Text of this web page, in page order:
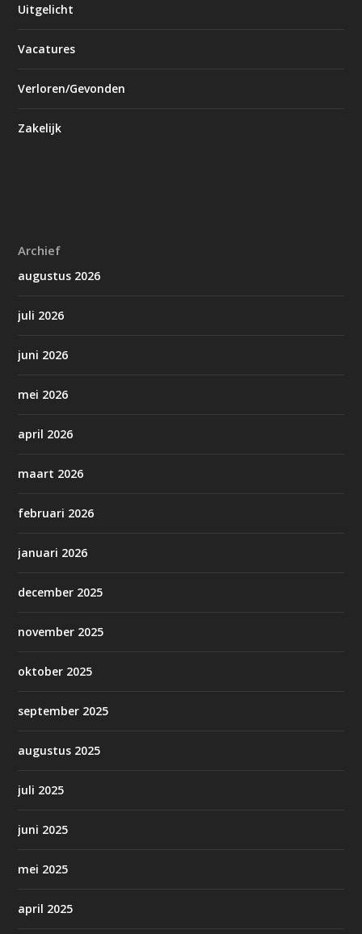
Uitgelicht
Vacatures
Verloren/Gevonden
Zakelijk
Archief
augustus 2026
juli 2026
juni 2026
mei 2026
april 2026
maart 2026
februari 2026
januari 2026
december 2025
november 2025
oktober 2025
september 2025
augustus 2025
juli 2025
juni 2025
mei 2025
april 2025